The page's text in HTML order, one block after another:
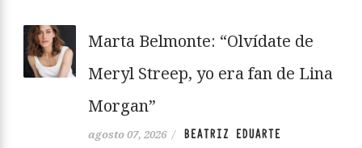
Marta Belmonte: “Olvídate de
Meryl Streep, yo era fan de Lina
Morgan”
agosto 07, 2026 / BEATRIZ EDUARTE